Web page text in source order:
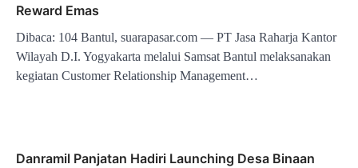
Reward Emas
Dibaca: 104 Bantul, suarapasar.com — PT Jasa Raharja Kantor
Wilayah D.I. Yogyakarta melalui Samsat Bantul melaksanakan
kegiatan Customer Relationship Management…
Danramil Panjatan Hadiri Launching Desa Binaan